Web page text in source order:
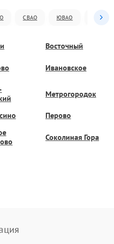
СВАО ЮВАО ЮАО
Восточный
Ивановское
Метрогородок
Перово
Соколиная Гора